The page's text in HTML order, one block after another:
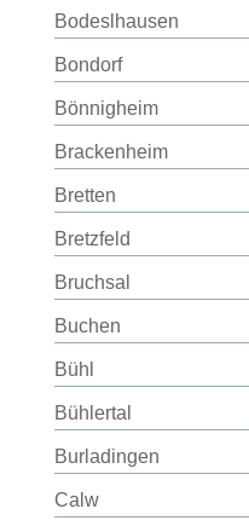
Bodeslhausen
Bondorf
Bönnigheim
Brackenheim
Bretten
Bretzfeld
Bruchsal
Buchen
Bühl
Bühlertal
Burladingen
Calw